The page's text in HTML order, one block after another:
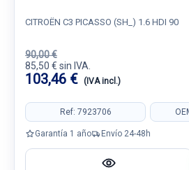
CITROËN C3 PICASSO (SH_) 1.6 HDI 90
90,00 €
85,50 € sin IVA.
103,46 € (IVA incl.)
Ref: 7923706
Garantía 1 año Envío 24-48h